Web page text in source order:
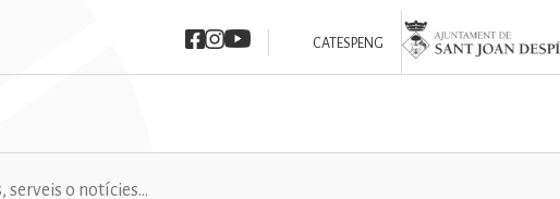
Imatge
Imatge
Imatge CAT ESPENG
Imatge